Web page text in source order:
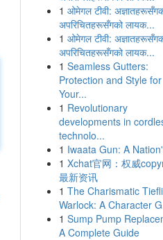
1 ओमेगल टीवी:
अपरिचितहरूसँगको लायक...
1 ओमेगल टीवी:
अपरिचितहरूसँगको लायक...
1 Seamless Gutters:
Protection and Style for
Your...
1 Revolutionary
developments in
technolo...
1 Iwaata Gun: A
1 Xchat官网：权威
最新资讯
1 The Charismatic
Warlock: A Character
1 Sump Pump
A Complete Guide